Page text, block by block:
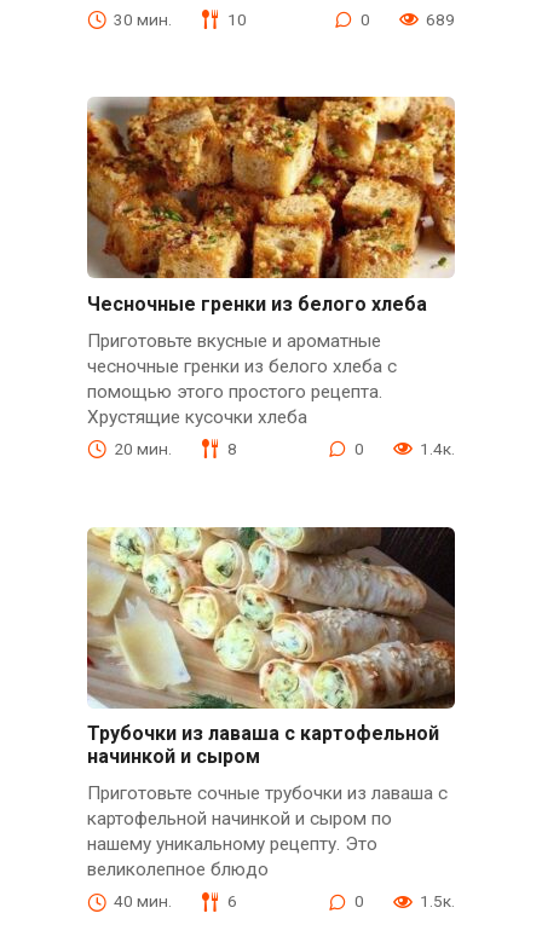
30 мин. 10 0 689
​​Чесночные гренки из белого хлеба
Приготовьте вкусные и ароматные
чесночные гренки из белого хлеба с
помощью этого простого рецепта.
Хрустящие кусочки хлеба
20 мин. 8 0 1.4к.
Трубочки из лаваша с картофельной
начинкой и сыром
Приготовьте сочные трубочки из лаваша с
картофельной начинкой и сыром по
нашему уникальному рецепту. Это
великолепное блюдо
40 мин. 6 0 1.5к.